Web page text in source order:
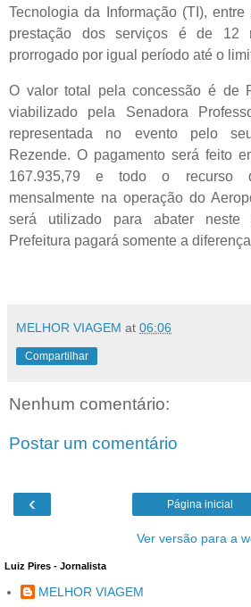
Tecnologia da Informação (TI),
prestação dos serviços é de 12
prorrogado por igual período até o
O valor total pela concessão é de
viabilizado pela Senadora
representada no evento pelo
Rezende. O pagamento será feito
167.935,79 e todo o recurso
mensalmente na operação do
será utilizado para abater
Prefeitura pagará somente a
MELHOR VIAGEM at 06:06
Compartilhar
Nenhum comentário:
Postar um comentário
‹ Página inicial
Ver versão para a
Luiz Pires - Jornalista
MELHOR VIAGEM